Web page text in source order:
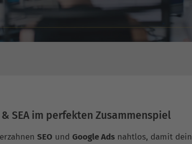
& SEA im perfekten Zusammenspiel
SEO und Google Ads nahtlos, damit dein